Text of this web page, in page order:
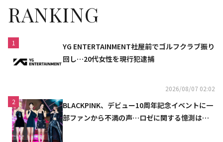
RANKING
1
YG ENTERTAINMENT社屋前でゴルフクラブ振り
回し…20代女性を現行犯逮捕
2026/08/07 02:02
2
BLACKPINK、デビュー10周年記念イベントに一
部ファンから不満の声…ロゼに関する憶測は否